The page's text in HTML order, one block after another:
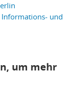
Informations- und
um mehr